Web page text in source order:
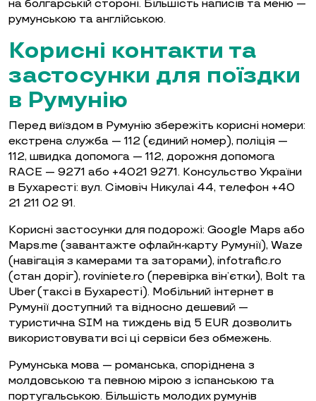
на болгарській стороні. Більшість написів та меню —
румунською та англійською.
Корисні контакти та
застосунки для поїздки
в Румунію
Перед виїздом в Румунію збережіть корисні номери:
екстрена служба — 112 (єдиний номер), поліція —
112, швидка допомога — 112, дорожня допомога
RACE — 9271 або +4021 9271. Консульство України
в Бухаресті: вул. Сімовіч Никулаі 44, телефон +40
21 211 02 91.
Корисні застосунки для подорожі: Google Maps або
Maps.me (завантажте офлайн-карту Румунії), Waze
(навігація з камерами та заторами), infotrafic.ro
(стан доріг), roviniete.ro (перевірка він’єтки), Bolt та
Uber (таксі в Бухаресті). Мобільний інтернет в
Румунії доступний та відносно дешевий —
туристична SIM на тиждень від 5 EUR дозволить
використовувати всі ці сервіси без обмежень.
Румунська мова — романська, споріднена з
молдовською та певною мірою з іспанською та
португальською. Більшість молодих румунів